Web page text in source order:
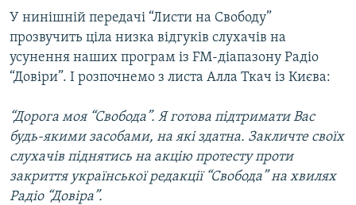
У нинішній передачі “Листи на Свободу”
прозвучить ціла низка відгуків слухачів на
усунення наших програм із FM-діапазону Радіо
“Довіри”. І розпочнемо з листа Алла Ткач із Києва:
“Дорога моя “Свобода”. Я готова підтримати Вас
будь-якими засобами, на які здатна. Закличте своїх
слухачів піднятись на акцію протесту проти
закриття української редакції “Свобода” на хвилях
Радіо “Довіра”.